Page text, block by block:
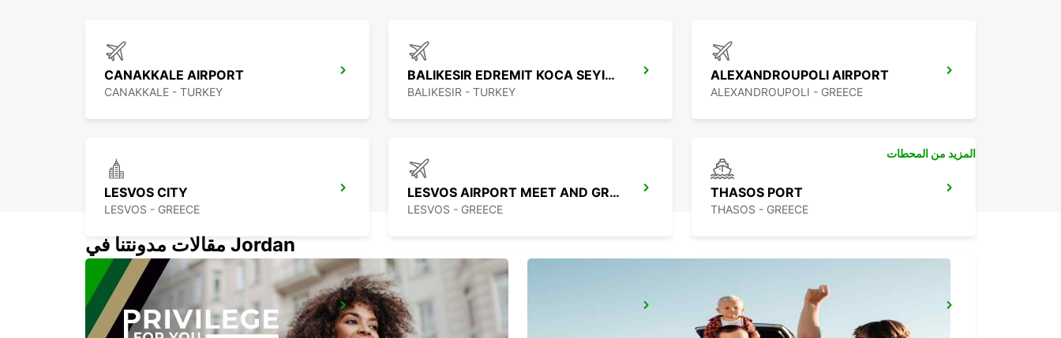
CANAKKALE AIRPORT
CANAKKALE - TURKEY
BALIKESIR EDREMIT KOCA SEYIT APT
BALIKESIR - TURKEY
ALEXANDROUPOLI AIRPORT
ALEXANDROUPOLI - GREECE
LESVOS CITY
LESVOS - GREECE
LESVOS AIRPORT MEET AND GREET
LESVOS - GREECE
THASOS PORT
THASOS - GREECE
KAVALA AIRPORT
KAVALA - GREECE
KAVALA CITY
KAVALA - GREECE
CHIOS PORT
CHIOS - GREECE
المزيد من المحطات
مقالات مدونتنا في Jordan